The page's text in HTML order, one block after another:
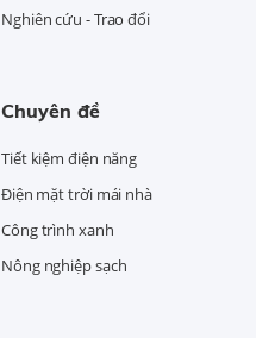
Nghiên cứu - Trao đổi
Chuyên đề
Tiết kiệm điện năng
Điện mặt trời mái nhà
Công trình xanh
Nông nghiệp sạch